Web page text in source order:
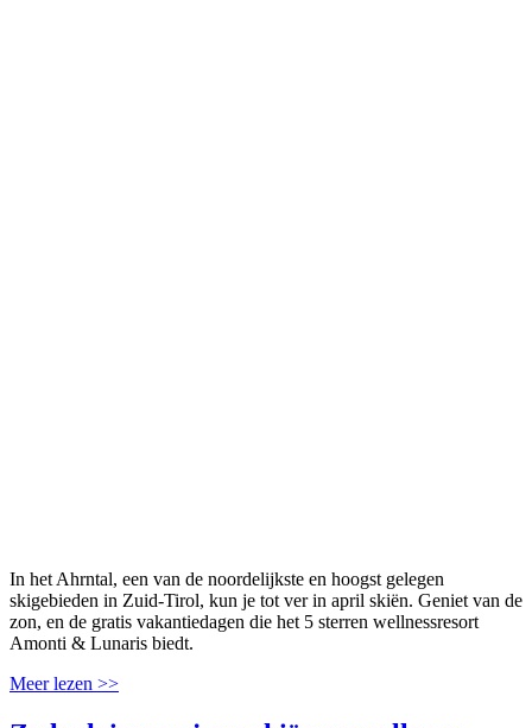
In het Ahrntal, een van de noordelijkste en hoogst gelegen
skigebieden in Zuid-Tirol, kun je tot ver in april skiën. Geniet van de
zon, en de gratis vakantiedagen die het 5 sterren wellnessresort
Amonti & Lunaris biedt.
Meer lezen >>